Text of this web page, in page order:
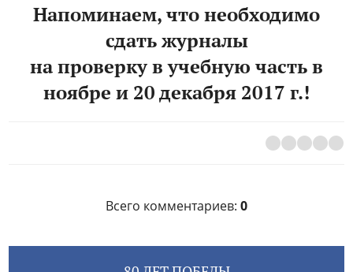
Напоминаем, что необходимо
сдать журналы
на проверку в учебную часть в
ноябре и 20 декабря 2017 г.!
Всего комментариев: 0